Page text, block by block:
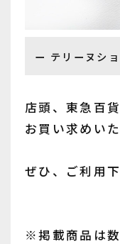
テリーヌシ
店頭、東急百
お買い求めい
ぜひ、ご利用
※掲載商品は数